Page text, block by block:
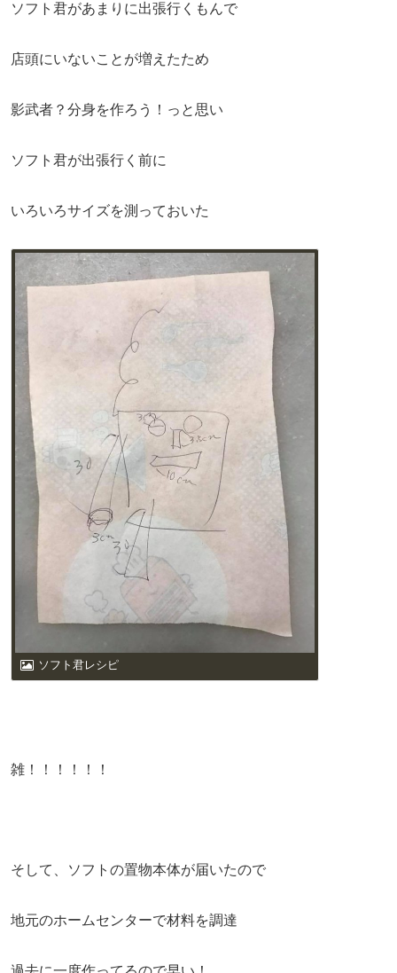
ソフト君があまりに出張行くもんで
店頭にいないことが増えたため
影武者？分身を作ろう！っと思い
ソフト君が出張行く前に
いろいろサイズを測っておいた
ソフト君レシピ
雑！！！！！！
そして、ソフトの置物本体が届いたので
地元のホームセンターで材料を調達